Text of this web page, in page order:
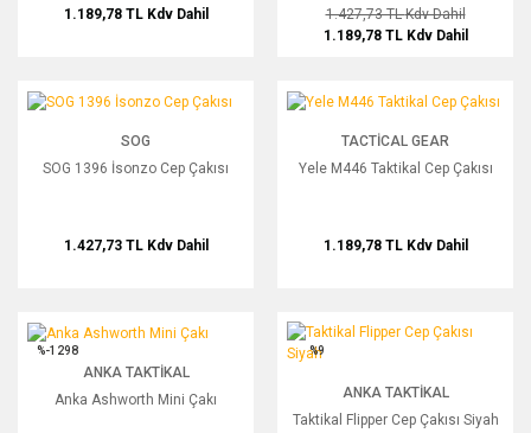
1.189,78 TL Kdv Dahil 1.427,73 TLKdv Dahil
1.189,78 TL Kdv Dahil
SOG 1396 İsonzo Cep Çakısı
SOG
SOG 1396 İsonzo Cep Çakısı
1.427,73 TL Kdv Dahil
Yele M446 Taktikal Cep Çakısı
TACTICAL GEAR
Yele M446 Taktikal Cep Çakısı
1.189,78 TL Kdv Dahil
Anka Ashworth Mini Çakı
%-1298
ANKA TAKTIKAL
Anka Ashworth Mini Çakı
Taktikal Flipper Cep Çakısı Siyah
%9
ANKA TAKTIKAL
Taktikal Flipper Cep Çakısı Siyah